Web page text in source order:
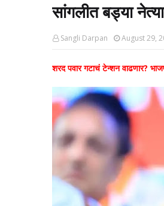
सांगलीत बड्या
Sangli Darpan August 29,
शरद पवार गटाचं टेन्शन वाढणार?